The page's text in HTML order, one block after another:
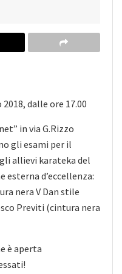
dalle ore 17.00
in via G.Rizzo
gli esami per il
allievi karateka del
esterna d’eccellenza:
nera V Dan stile
Previti (cintura nera
è aperta